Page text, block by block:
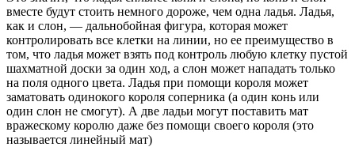
вместе будут стоить немного дороже, чем одна ладья. Ладья,
как и слон, — дальнобойная фигура, которая может
контролировать все клетки на линии, но ее преимущество в
том, что ладья может взять под контроль любую клетку пустой
шахматной доски за один ход, а слон может нападать только
на поля одного цвета. Ладья при помощи короля может
заматовать одинокого короля соперника (а один конь или
один слон не смогут). А две ладьи могут поставить мат
вражескому королю даже без помощи своего короля (это
называется линейный мат)